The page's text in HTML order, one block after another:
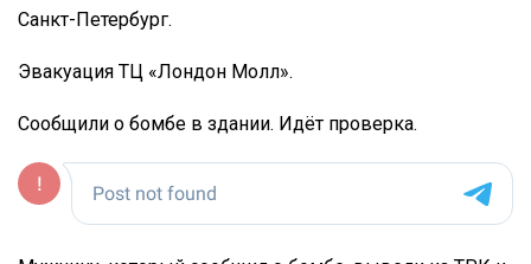
Санкт-Петербург.
Эвакуация ТЦ «Лондон Молл».
Сообщили о бомбе в здании. Идёт проверка.